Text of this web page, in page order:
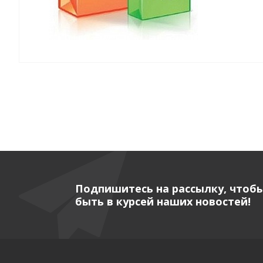
Подпишитесь на рассылку,
быть в курсей наших новостей!